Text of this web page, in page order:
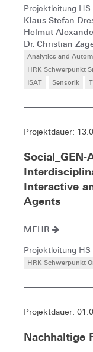
Projektleitung
Klaus Stefan
Helmut
Dr. Christian
Analytics and
HRK Schwerpunkt
ISAT
Sensorik
Projektdauer:
Interactive
Agents
MEHR
Projektleitung
HRK Schwerpunkt
Projektdauer:
Nachhaltige